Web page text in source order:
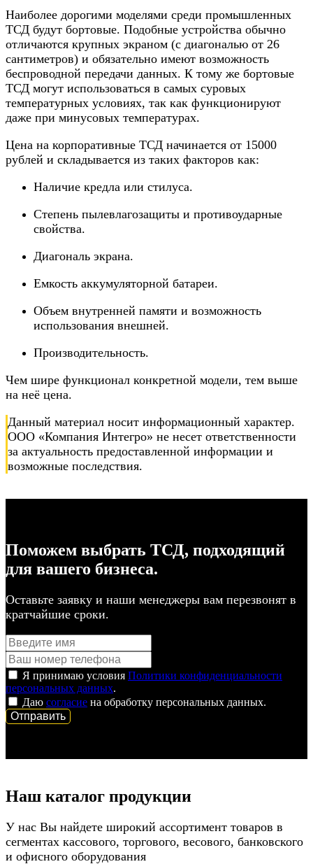
Наиболее дорогими моделями среди промышленных
ТСД будут бортовые. Подобные устройства обычно
отличаются крупных экраном (с диагональю от 26
сантиметров) и обязательно имеют возможность
беспроводной передачи данных. К тому же бортовые
ТСД могут использоваться в самых суровых
температурных условиях, так как функционируют
даже при минусовых температурах.
Цена на корпоративные ТСД начинается от 15000
рублей и складывается из таких факторов как:
Наличие кредла или стилуса.
Степень пылевлагозащиты и противоударные
свойства.
Диагональ экрана.
Емкость аккумуляторной батареи.
Объем внутренней памяти и возможность
использования внешней.
Производительность.
Чем шире функционал конкретной модели, тем выше
на неё цена.
Данный материал носит информационный характер.
ООО «Компания Интегро» не несет ответственности
за актуальность предоставленной информации и
возможные последствия.
Поможем выбрать ТСД, подходящий
для вашего бизнеса.
Оставьте заявку и наши менеджеры вам перезвонят в
кратчайшие сроки.
Я принимаю условия Политики конфиденциальности
персональных данных.
Даю согласие на обработку персональных данных.
Наш каталог продукции
У нас Вы найдете широкий ассортимент товаров в
сегментах кассового, торгового, весового, банковского
и офисного оборудования